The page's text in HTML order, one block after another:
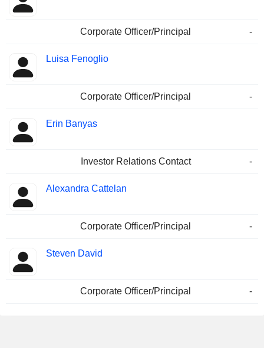
Corporate Officer/Principal -
Luisa Fenoglio
Corporate Officer/Principal -
Erin Banyas
Investor Relations Contact -
Alexandra Cattelan
Corporate Officer/Principal -
Steven David
Corporate Officer/Principal -